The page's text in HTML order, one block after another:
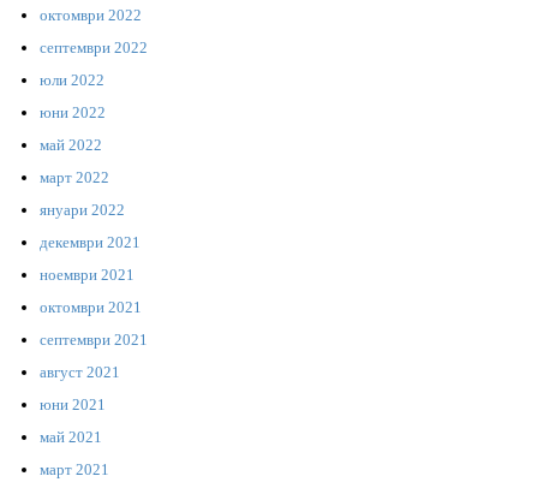
октомври 2022
септември 2022
юли 2022
юни 2022
май 2022
март 2022
януари 2022
декември 2021
ноември 2021
октомври 2021
септември 2021
август 2021
юни 2021
май 2021
март 2021